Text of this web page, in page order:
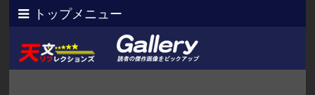
トップメニュー